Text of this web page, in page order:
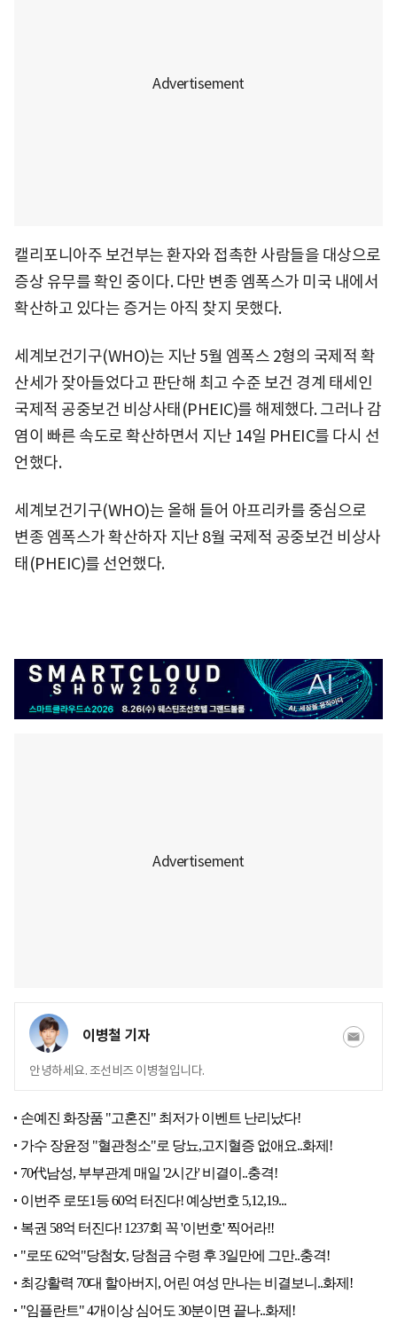
캘리포니아주 보건부는 환자와 접촉한 사람들을 대상으로
증상 유무를 확인 중이다. 다만 변종 엠폭스가 미국 내에서
확산하고 있다는 증거는 아직 찾지 못했다.
세계보건기구(WHO)는 지난 5월 엠폭스 2형의 국제적 확
산세가 잦아들었다고 판단해 최고 수준 보건 경계 태세인
국제적 공중보건 비상사태(PHEIC)를 해제했다. 그러나 감
염이 빠른 속도로 확산하면서 지난 14일 PHEIC를 다시 선
언했다.
세계보건기구(WHO)는 올해 들어 아프리카를 중심으로
변종 엠폭스가 확산하자 지난 8월 국제적 공중보건 비상사
태(PHEIC)를 선언했다.
이병철 기자
안녕하세요. 조선비즈 이병철입니다.